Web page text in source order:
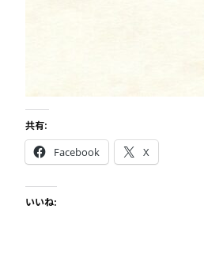
共有:
Facebook X
いいね: